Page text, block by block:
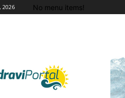
2026 No menu items!